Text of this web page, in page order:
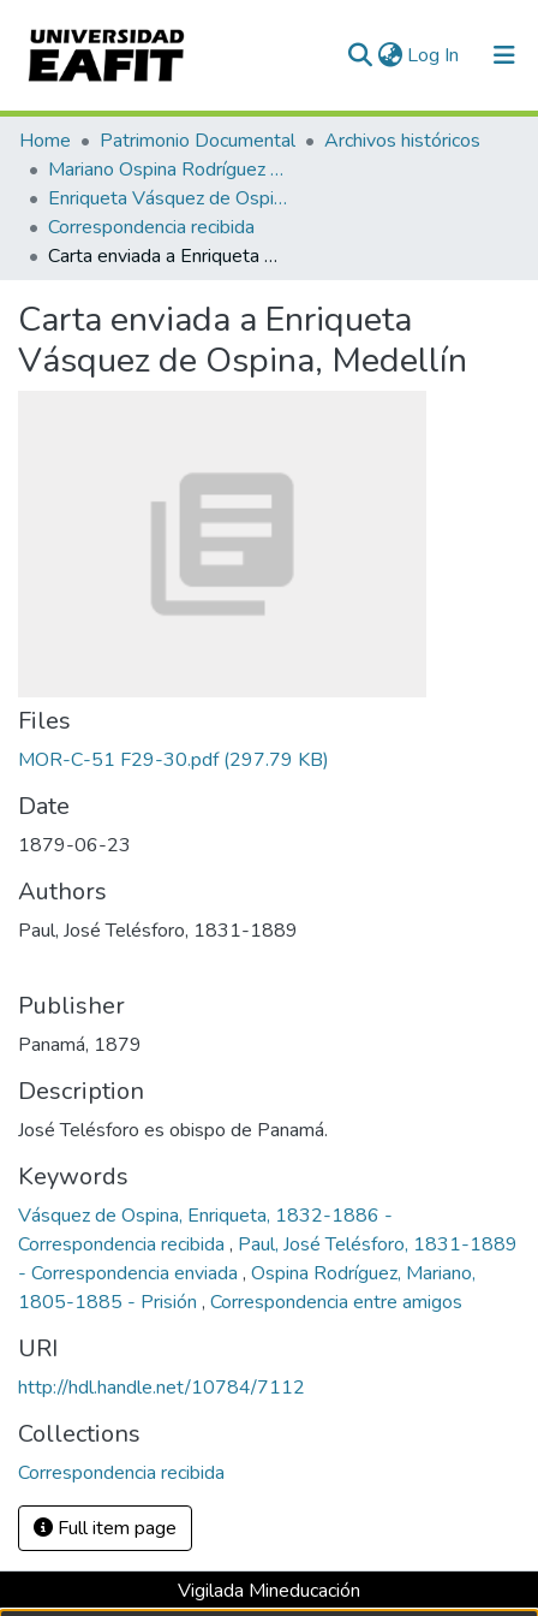
Log In (current)
Communities & Collections
All of DSpace
Statistics
Home Patrimonio Documental
Archivos históricos
Mariano Ospina Rodríguez (1826 -1912)
Enriqueta Vásquez de Ospina
Correspondencia recibida
Carta enviada a Enriqueta Vásquez de Ospina, Medellín
Carta enviada a Enriqueta
Vásquez de Ospina, Medellín
Files
MOR-C-51 F29-30.pdf(297.79 KB)
Date
1879-06-23
Authors
Paul, José Telésforo, 1831-1889
Publisher
Panamá, 1879
Description
José Telésforo es obispo de Panamá.
Keywords
Vásquez de Ospina, Enriqueta, 1832-1886 -
Correspondencia recibida , Paul, José Telésforo, 1831-1889
- Correspondencia enviada , Ospina Rodríguez, Mariano,
1805-1885 - Prisión , Correspondencia entre amigos
URI
http://hdl.handle.net/10784/7112
Collections
Correspondencia recibida
Full item page
Vigilada Mineducación